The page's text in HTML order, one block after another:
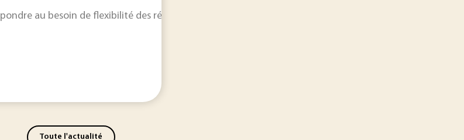
et des tensions structurelles dans plusieurs secteurs industriels.
au besoin de flexibilité des réseaux électriques lié au déploiement des énergies renouvelables,
Toute l'actualité